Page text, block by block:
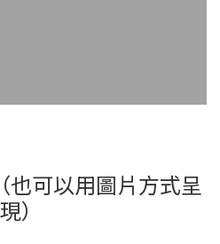
可以用圖片方式呈
現）